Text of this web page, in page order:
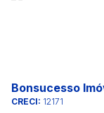
Bonsucesso
CRECI: 12171